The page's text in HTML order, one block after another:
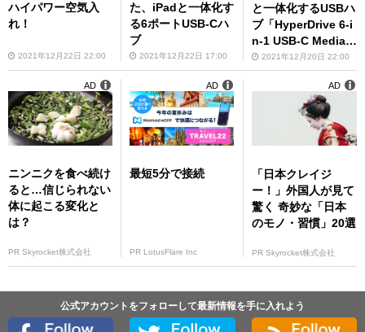
ハイパワー空気入
れ！
2021年12月22日 22:00
た、iPadと一体化す
る6ポートUSB-Cハ
ブ
2021年12月22日 17:00
と一体化するUSBハ
ブ「HyperDrive 6-i
n-1 USB-C Media H
ub for iPad」
2021年12月20日 22:00
ニンニクを食べ続け
ると…信じられない
体に起こる変化と
は？
PR Skyrocket株式会社
AD
最短5分で接続
PR LotusFlare Inc
AD
「日本クレイジ
ー！」外国人が見て
驚く 奇妙な「日本
のモノ・習慣」20選
PR Skyrocket株式会社
AD
公式アカウントをフォローして最新情報を手に入れよう